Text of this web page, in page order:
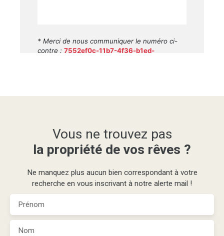
Vous ne trouvez pas
la propriété de vos rêves ?
Ne manquez plus aucun bien correspondant à votre
recherche en vous inscrivant à notre alerte mail !
Prénom
Nom